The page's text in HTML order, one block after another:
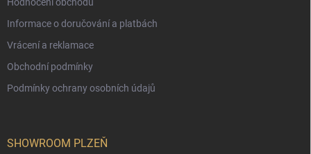
Informace o doručování a platbách
Vrácení a reklamace
Obchodní podmínky
Podmínky ochrany osobních údajů
SHOWROOM PLZEŇ